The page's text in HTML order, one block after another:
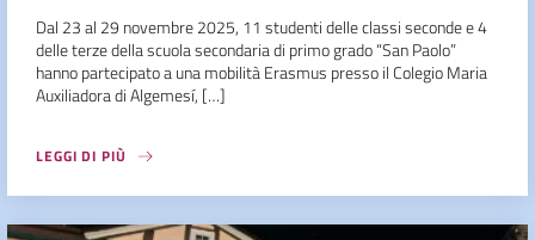
Dal 23 al 29 novembre 2025, 11 studenti delle classi seconde e 4
delle terze della scuola secondaria di primo grado “San Paolo”
hanno partecipato a una mobilità Erasmus presso il Colegio Maria
Auxiliadora di Algemesí, […]
LEGGI DI PIÙ